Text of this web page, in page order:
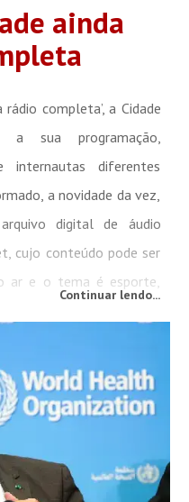
ainda
completa’, a Cidade
a sua programação,
diferentes
a novidade da vez,
digital de áudio
cujo conteúdo pode ser
ar e o tema é esporte,
Continuar lendo...